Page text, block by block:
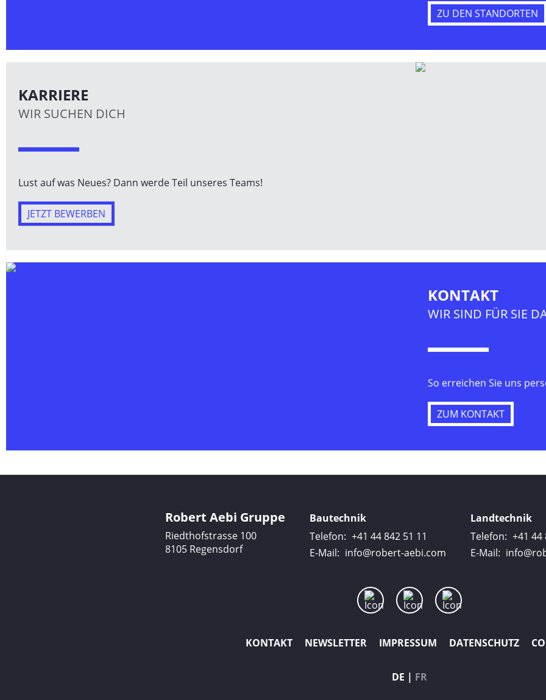
ZU DEN STANDORTEN
KARRIERE
WIR SUCHEN DICH
Lust auf was Neues? Dann werde Teil unseres Teams!
JETZT BEWERBEN
KONTAKT
WIR SIND FÜR SIE
So erreichen Sie uns
ZUM KONTAKT
Robert Aebi Gruppe
Riedthofstrasse 100
8105 Regensdorf
Bautechnik
Telefon: +41 44 842 51 11
E-Mail: info@robert-aebi.com
Landtechnik
Telefon: +41 44
E-Mail:
KONTAKT NEWSLETTER IMPRESSUM DATENSCHUTZ
DE FR